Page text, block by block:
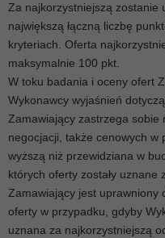
Za najkorzystniejszą zostanie
największą łączną liczbę
kryteriach. Oferta
maksymalnie 100 pkt.
W toku badania i oceny ofert
Wykonawcy wyjaśnień
Zamawiający zastrzega sobie
negocjacji, także cenowych w
wyższą niż przewidziana w
których oferty zostały uznane
Zamawiający jest uprawniony
oferty w przypadku, gdyby
uznana za najkorzystniejszą